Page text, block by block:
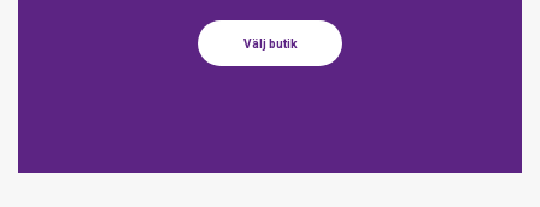
Välj butik